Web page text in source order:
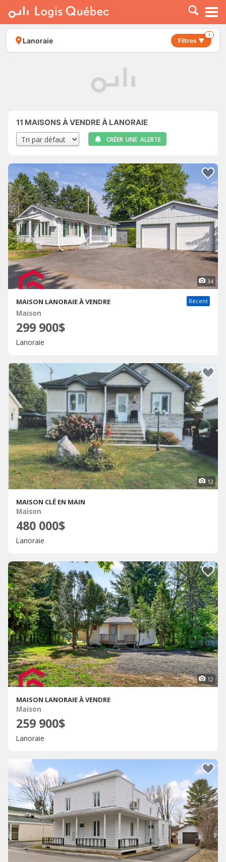
À LOUER
À VENDRE
PLACER UNE ANNONCE
Lanoraie Filtres ▼
1
11 MAISONS À VENDRE À LANORAIE
CRÉER UNE ALERTE
34
MAISON LANORAIE À VENDRE Récent
Maison
299 900$
Lanoraie
12
MAISON CLÉ EN MAIN
Maison
480 000$
Lanoraie
12
MAISON LANORAIE À VENDRE
Maison
259 900$
Lanoraie